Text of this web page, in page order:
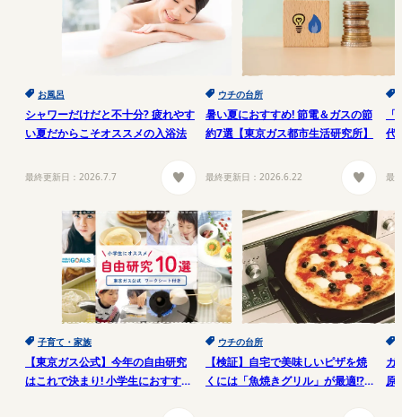
お風呂
シャワーだけだと不十分? 疲れやす
い夏だからこそオススメの入浴法
最終更新日： 2026.7.7
子育て・家族
【東京ガス公式】今年の自由研究
はこれで決まり! 小学生におすすめ
ウチの台所
暑い夏におすすめ! 節電＆ガスの節
約7選【東京ガス都市生活研究所】
最終更新日： 2026.6.22
ウチの台所
【検証】自宅で美味しいピザを焼
くには「魚焼きグリル」が最適!?
代
所
最
ガ
原